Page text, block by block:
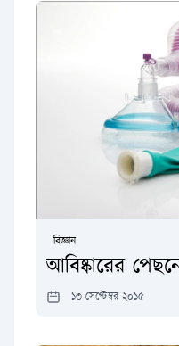
বিজ্ঞান
আবিষ্কারের
১৩ সেপ্টেম্বর ২০১৫